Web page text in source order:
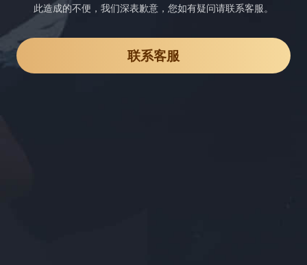
此造成的不便，我们深表歉意，您如有疑问请联系客服。
联系客服